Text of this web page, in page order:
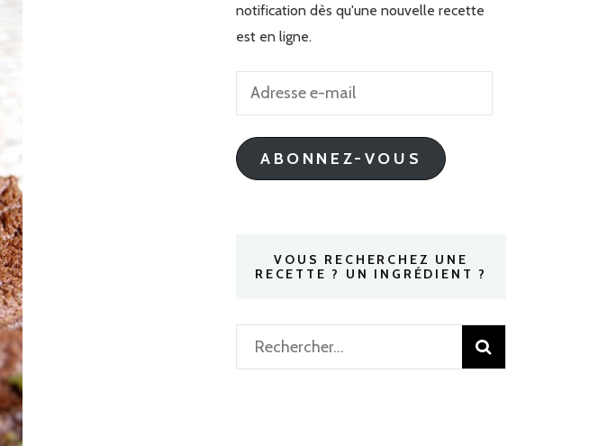
notification dès qu'une nouvelle recette
est en ligne.
Adresse
mail
ABONNEZ-VOUS
VOUS RECHERCHEZ UNE
RECETTE ? UN INGRÉDIENT ?
Rechercher :